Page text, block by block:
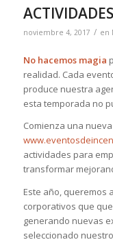
noviembre 4, 2017 / en
No hacemos magia
realidad. Cada
produce nuestra
esta temporada no
Comienza una
actividades para
transformar
Este año, queremos
corporativos que
generando nuevas
seleccionado